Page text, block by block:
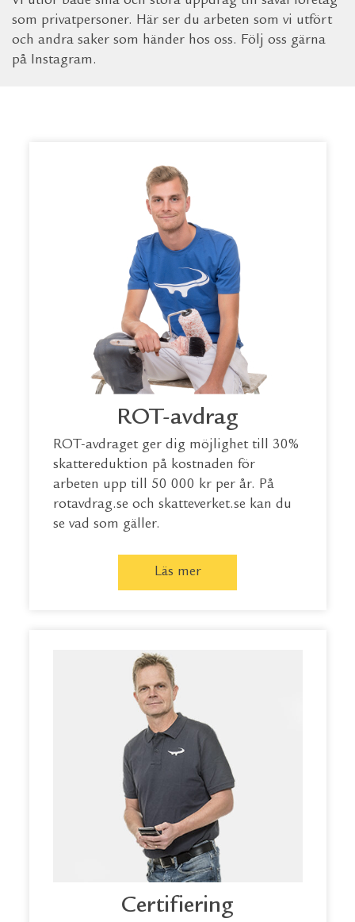
som privatpersoner. Här ser du arbeten som vi utfört
och andra saker som händer hos oss. Följ oss gärna
på Instagram.
ROT-avdrag
ROT-avdraget ger dig möjlighet till 30%
skattereduktion på kostnaden för
arbeten upp till 50 000 kr per år. På
rotavdrag.se och skatteverket.se kan du
se vad som gäller.
Läs mer
Certifiering